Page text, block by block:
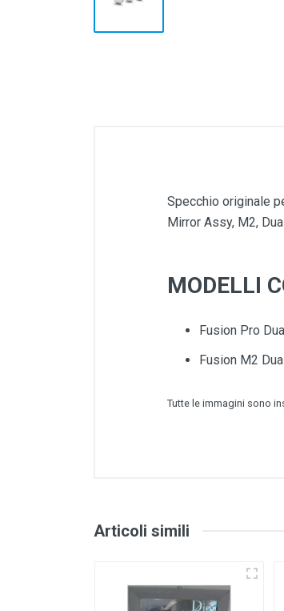
Specchio originale
Mirror Assy, M2,
MODELLI
Fusion Pro
Fusion M2
Tutte le immagini sono
Articoli simili